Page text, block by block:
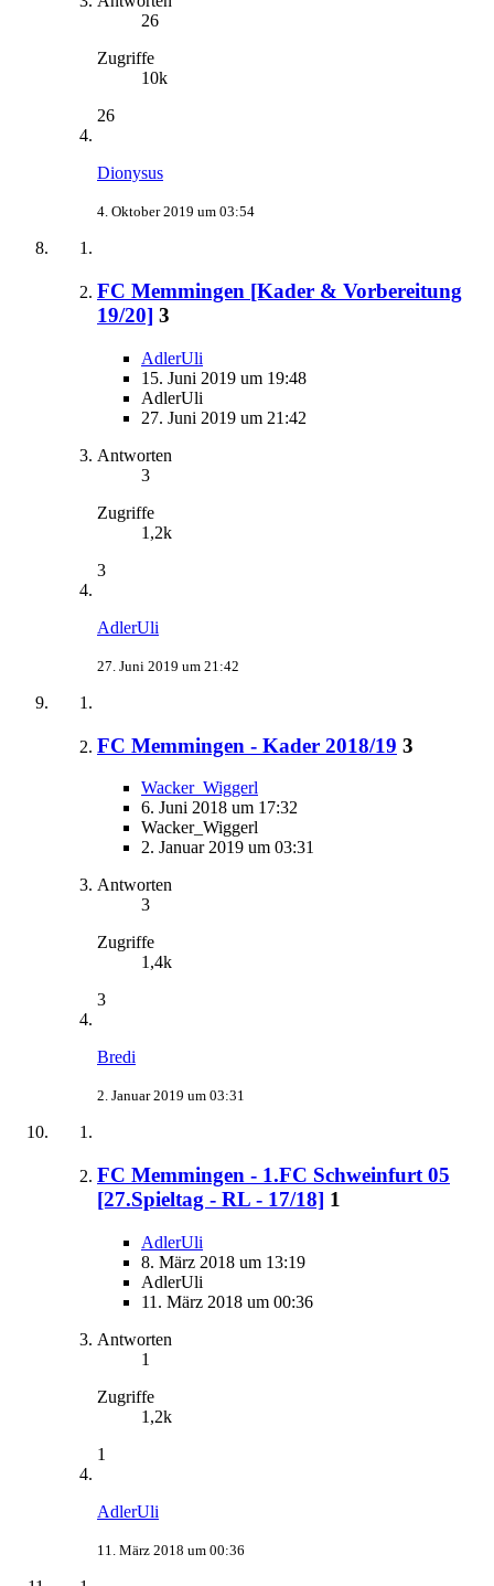
26
Zugriffe
10k
26
Dionysus
4. Oktober 2019 um 03:54
FC Memmingen [Kader & Vorbereitung
19/20] 3
AdlerUli
15. Juni 2019 um 19:48
AdlerUli
27. Juni 2019 um 21:42
Antworten
3
Zugriffe
1,2k
3
AdlerUli
27. Juni 2019 um 21:42
FC Memmingen - Kader 2018/19 3
Wacker_Wiggerl
6. Juni 2018 um 17:32
Wacker_Wiggerl
2. Januar 2019 um 03:31
Antworten
3
Zugriffe
1,4k
3
Bredi
2. Januar 2019 um 03:31
FC Memmingen - 1.FC Schweinfurt 05
[27.Spieltag - RL - 17/18] 1
AdlerUli
8. März 2018 um 13:19
AdlerUli
11. März 2018 um 00:36
Antworten
1
Zugriffe
1,2k
1
AdlerUli
11. März 2018 um 00:36